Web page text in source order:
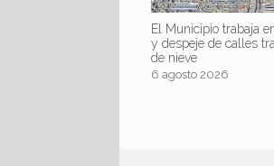
El Municipio trabaja
y despeje de calles
de nieve
6 agosto 2026